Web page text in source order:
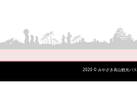
2020 © みやざき高山観光バス